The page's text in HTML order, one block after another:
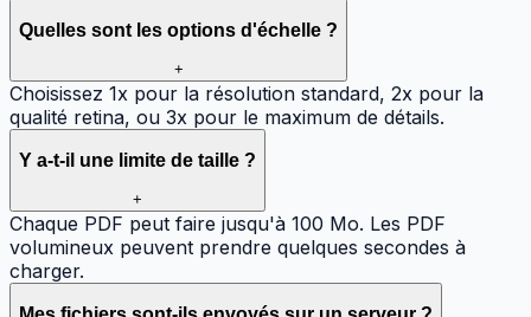
Quelles sont les options d'échelle ?
+
Choisissez 1x pour la résolution standard, 2x pour la
qualité retina, ou 3x pour le maximum de détails.
Y a-t-il une limite de taille ?
+
Chaque PDF peut faire jusqu'à 100 Mo. Les PDF
volumineux peuvent prendre quelques secondes à
charger.